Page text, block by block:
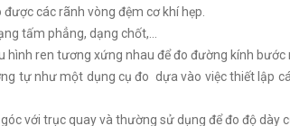
các rãnh vòng đệm cơ khí hẹp.
tấm phẳng, dạng chốt,…
ren tương xứng nhau để đo đường kính bước
tự như một dụng cụ đo dựa vào việc thiết lập
với trục quay và thường sử dụng để đo độ dày